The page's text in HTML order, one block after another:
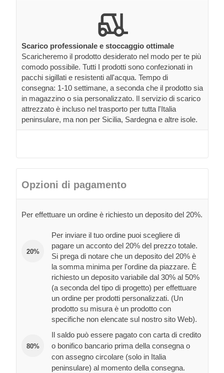
Scarico professionale e stoccaggio ottimale
Scaricheremo il prodotto desiderato nel modo per te più
comodo possibile. Tutti I prodotti sono confezionati in
pacchi sigillati e resistenti all'acqua. Tempo di
consegna: 1-10 settimane, a seconda che il prodotto sia
in magazzino o sia personalizzato. Il servizio di scarico
attrezzato è incluso nel trasporto per tutta l'Italia
peninsulare, ma non per Sicilia, Sardegna e altre isole.
Opzioni di pagamento
Per effettuare un ordine è richiesto un deposito del 20%.
20%
Per inviare il tuo ordine puoi scegliere di
pagare un acconto del 20% del prezzo totale.
Si prega di notare che un deposito del 20% è
la somma minima per l'ordine da piazzare. È
richiesto un deposito variabile dal 30% al 50%
(a seconda del tipo di progetto) per effettuare
un ordine per prodotti personalizzati. (Un
prodotto su misura è un prodotto con
specifiche non elencate sul nostro sito Web).
80%
Il saldo può essere pagato con carta di credito
o bonifico bancario prima della consegna o
con assegno circolare (solo in Italia
peninsulare) al momento della consegna.